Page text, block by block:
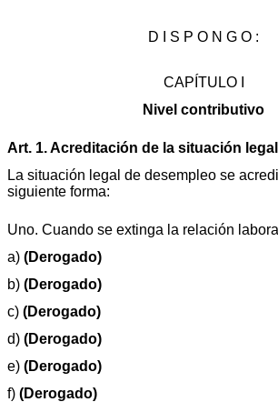
D I S P O N G O :
CAPÍTULO I
Nivel contributivo
Art. 1. Acreditación de la situación
La situación legal de desempleo se
siguiente forma:
Uno. Cuando se extinga la relación
a) (Derogado)
b) (Derogado)
c) (Derogado)
d) (Derogado)
e) (Derogado)
f) (Derogado)